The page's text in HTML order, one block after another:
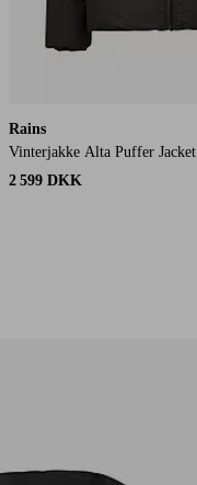
Rains
Vinterjakke Alta Puffer Jacket
2 599 DKK